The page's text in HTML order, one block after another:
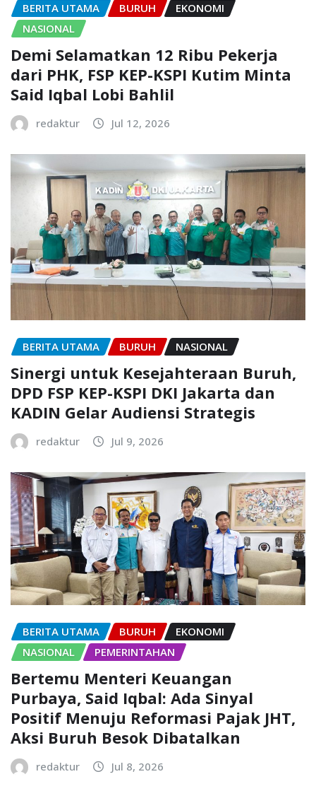
BERITA UTAMA BURUH
EKONOMI
NASIONAL
Demi Selamatkan 12 Ribu Pekerja
dari PHK, FSP KEP-KSPI Kutim Minta
Said Iqbal Lobi Bahlil
redaktur Jul 12, 2026
BERITA UTAMA BURUH NASIONAL
Sinergi untuk Kesejahteraan Buruh,
DPD FSP KEP-KSPI DKI Jakarta dan
KADIN Gelar Audiensi Strategis
redaktur Jul 9, 2026
BERITA UTAMA BURUH
EKONOMI
NASIONAL
PEMERINTAHAN
Bertemu Menteri Keuangan
Purbaya, Said Iqbal: Ada Sinyal
Positif Menuju Reformasi Pajak JHT,
Aksi Buruh Besok Dibatalkan
redaktur Jul 8, 2026